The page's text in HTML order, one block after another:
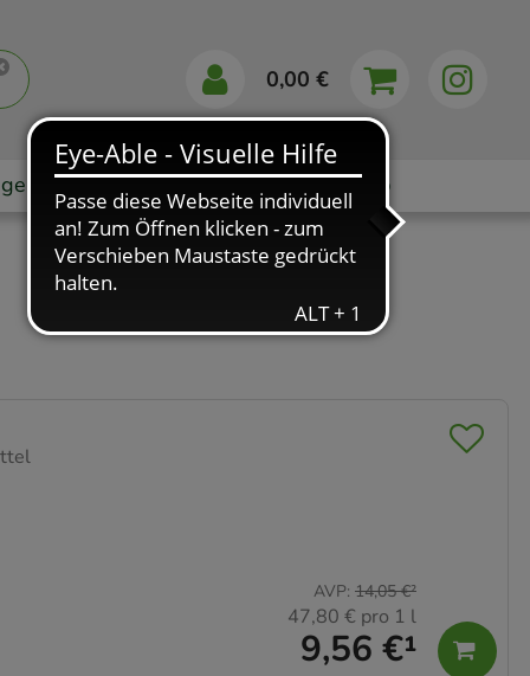
0,00 €
Markenshops Ratgeber App
9,56 €¹
AVP: 14,05 €²
47,80 € pro 1 l